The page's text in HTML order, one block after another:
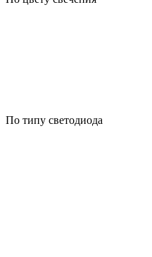
По типу светодиода